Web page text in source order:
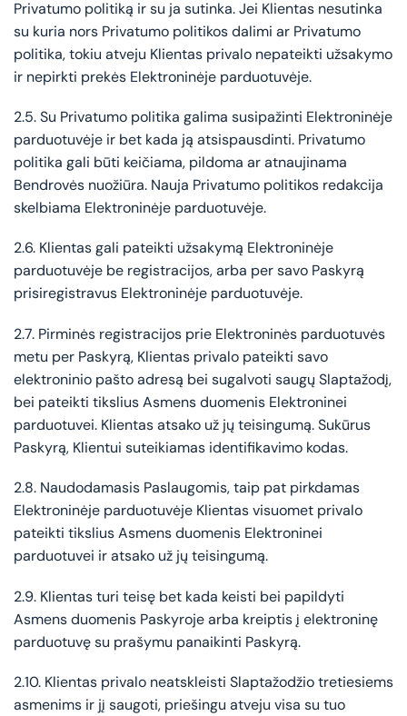
Privatumo politiką ir su ja sutinka. Jei Klientas nesutinka
su kuria nors Privatumo politikos dalimi ar Privatumo
politika, tokiu atveju Klientas privalo nepateikti užsakymo
ir nepirkti prekės Elektroninėje parduotuvėje.
2.5. Su Privatumo politika galima susipažinti Elektroninėje
parduotuvėje ir bet kada ją atsispausdinti. Privatumo
politika gali būti keičiama, pildoma ar atnaujinama
Bendrovės nuožiūra. Nauja Privatumo politikos redakcija
skelbiama Elektroninėje parduotuvėje.
2.6. Klientas gali pateikti užsakymą Elektroninėje
parduotuvėje be registracijos, arba per savo Paskyrą
prisiregistravus Elektroninėje parduotuvėje.
2.7. Pirminės registracijos prie Elektroninės parduotuvės
metu per Paskyrą, Klientas privalo pateikti savo
elektroninio pašto adresą bei sugalvoti saugų Slaptažodį,
bei pateikti tikslius Asmens duomenis Elektroninei
parduotuvei. Klientas atsako už jų teisingumą. Sukūrus
Paskyrą, Klientui suteikiamas identifikavimo kodas.
2.8. Naudodamasis Paslaugomis, taip pat pirkdamas
Elektroninėje parduotuvėje Klientas visuomet privalo
pateikti tikslius Asmens duomenis Elektroninei
parduotuvei ir atsako už jų teisingumą.
2.9. Klientas turi teisę bet kada keisti bei papildyti
Asmens duomenis Paskyroje arba kreiptis į elektroninę
parduotuvę su prašymu panaikinti Paskyrą.
2.10. Klientas privalo neatskleisti Slaptažodžio tretiesiems
asmenims ir jį saugoti, priešingu atveju visa su tuo